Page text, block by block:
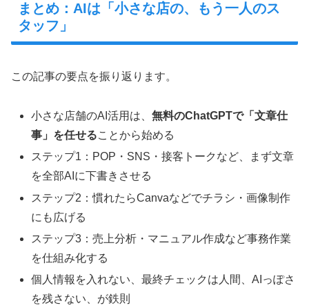
まとめ：AIは「小さな店の、もう一人のス
タッフ」
この記事の要点を振り返ります。
小さな店舗のAI活用は、無料のChatGPTで「文章仕
事」を任せることから始める
ステップ1：POP・SNS・接客トークなど、まず文章
を全部AIに下書きさせる
ステップ2：慣れたらCanvaなどでチラシ・画像制作
にも広げる
ステップ3：売上分析・マニュアル作成など事務作業
を仕組み化する
個人情報を入れない、最終チェックは人間、AIっぽさ
を残さない、が鉄則